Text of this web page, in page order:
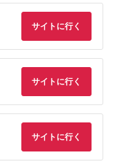
サイトに行く
サイトに行く
サイトに行く